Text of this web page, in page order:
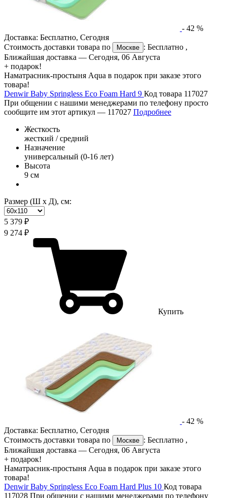
- 42 %
Доставка: Бесплатно, Сегодня
Стоимость доставки товара по
Москве : Бесплатно ,
Ближайшая доставка — Сегодня, 06 Августа
+ подарок!
Наматрасник-простыня Aqua в подарок при заказе этого
товара!
Denwir Baby Springless Eco Foam Hard 9 Код товара 117027
При общении с нашими менеджерами по телефону просто
сообщите им этот артикул — 117027 Подробнее
Жесткость
жесткий / средний
Назначение
универсальный (0-16 лет)
Высота
9 см
Размер (Ш х Д), см:
5 379 ₽
9 274 ₽
Купить
- 42 %
Доставка: Бесплатно, Сегодня
Стоимость доставки товара по
Москве : Бесплатно ,
Ближайшая доставка — Сегодня, 06 Августа
+ подарок!
Наматрасник-простыня Aqua в подарок при заказе этого
товара!
Denwir Baby Springless Eco Foam Hard Plus 10 Код товара
117028 При общении с нашими менеджерами по телефону